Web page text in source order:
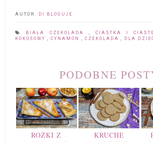
AUTOR: DI BLOGUJE
BIAŁA CZEKOLADA, CIASTKA I
KOKOSOWY , CYNAMON , CZEKOLADA , DLA
PODOBNE
ROŻKI Z
KRUCHE